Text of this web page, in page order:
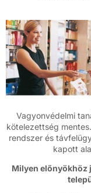
Vagyonvédelmi
kötelezettség
rendszer és
kapott
Milyen előnyökhöz